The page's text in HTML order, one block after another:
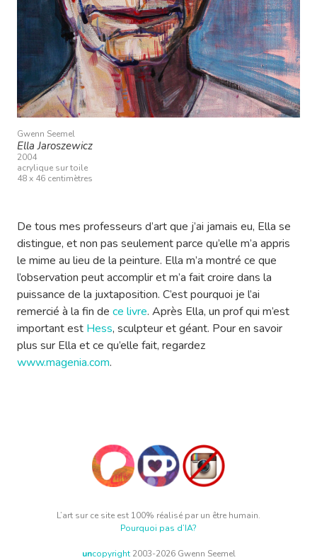
Gwenn Seemel
Ella Jaroszewicz
2004
acrylique sur toile
48 x 46 centimètres
De tous mes professeurs d’art que j’ai jamais eu, Ella se
distingue, et non pas seulement parce qu’elle m’a appris
le mime au lieu de la peinture. Ella m’a montré ce que
l’observation peut accomplir et m’a fait croire dans la
puissance de la juxtaposition. C’est pourquoi je l’ai
remercié à la fin de ce livre. Après Ella, un prof qui m’est
important est Hess, sculpteur et géant. Pour en savoir
plus sur Ella et ce qu’elle fait, regardez
www.magenia.com.
L’art sur ce site est 100% réalisé par un être humain.
Pourquoi pas d’IA?
uncopyright2003-2026 Gwenn Seemel